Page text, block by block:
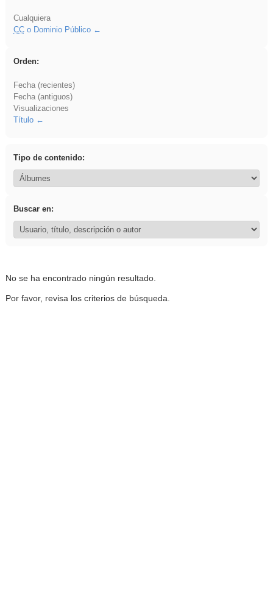
Cualquiera
CCo Dominio Público
Orden:
Fecha (recientes)
Fecha (antiguos)
Visualizaciones
Título
Tipo de contenido:
Buscar en:
No se ha encontrado ningún resultado.
Por favor, revisa los criterios de búsqueda.